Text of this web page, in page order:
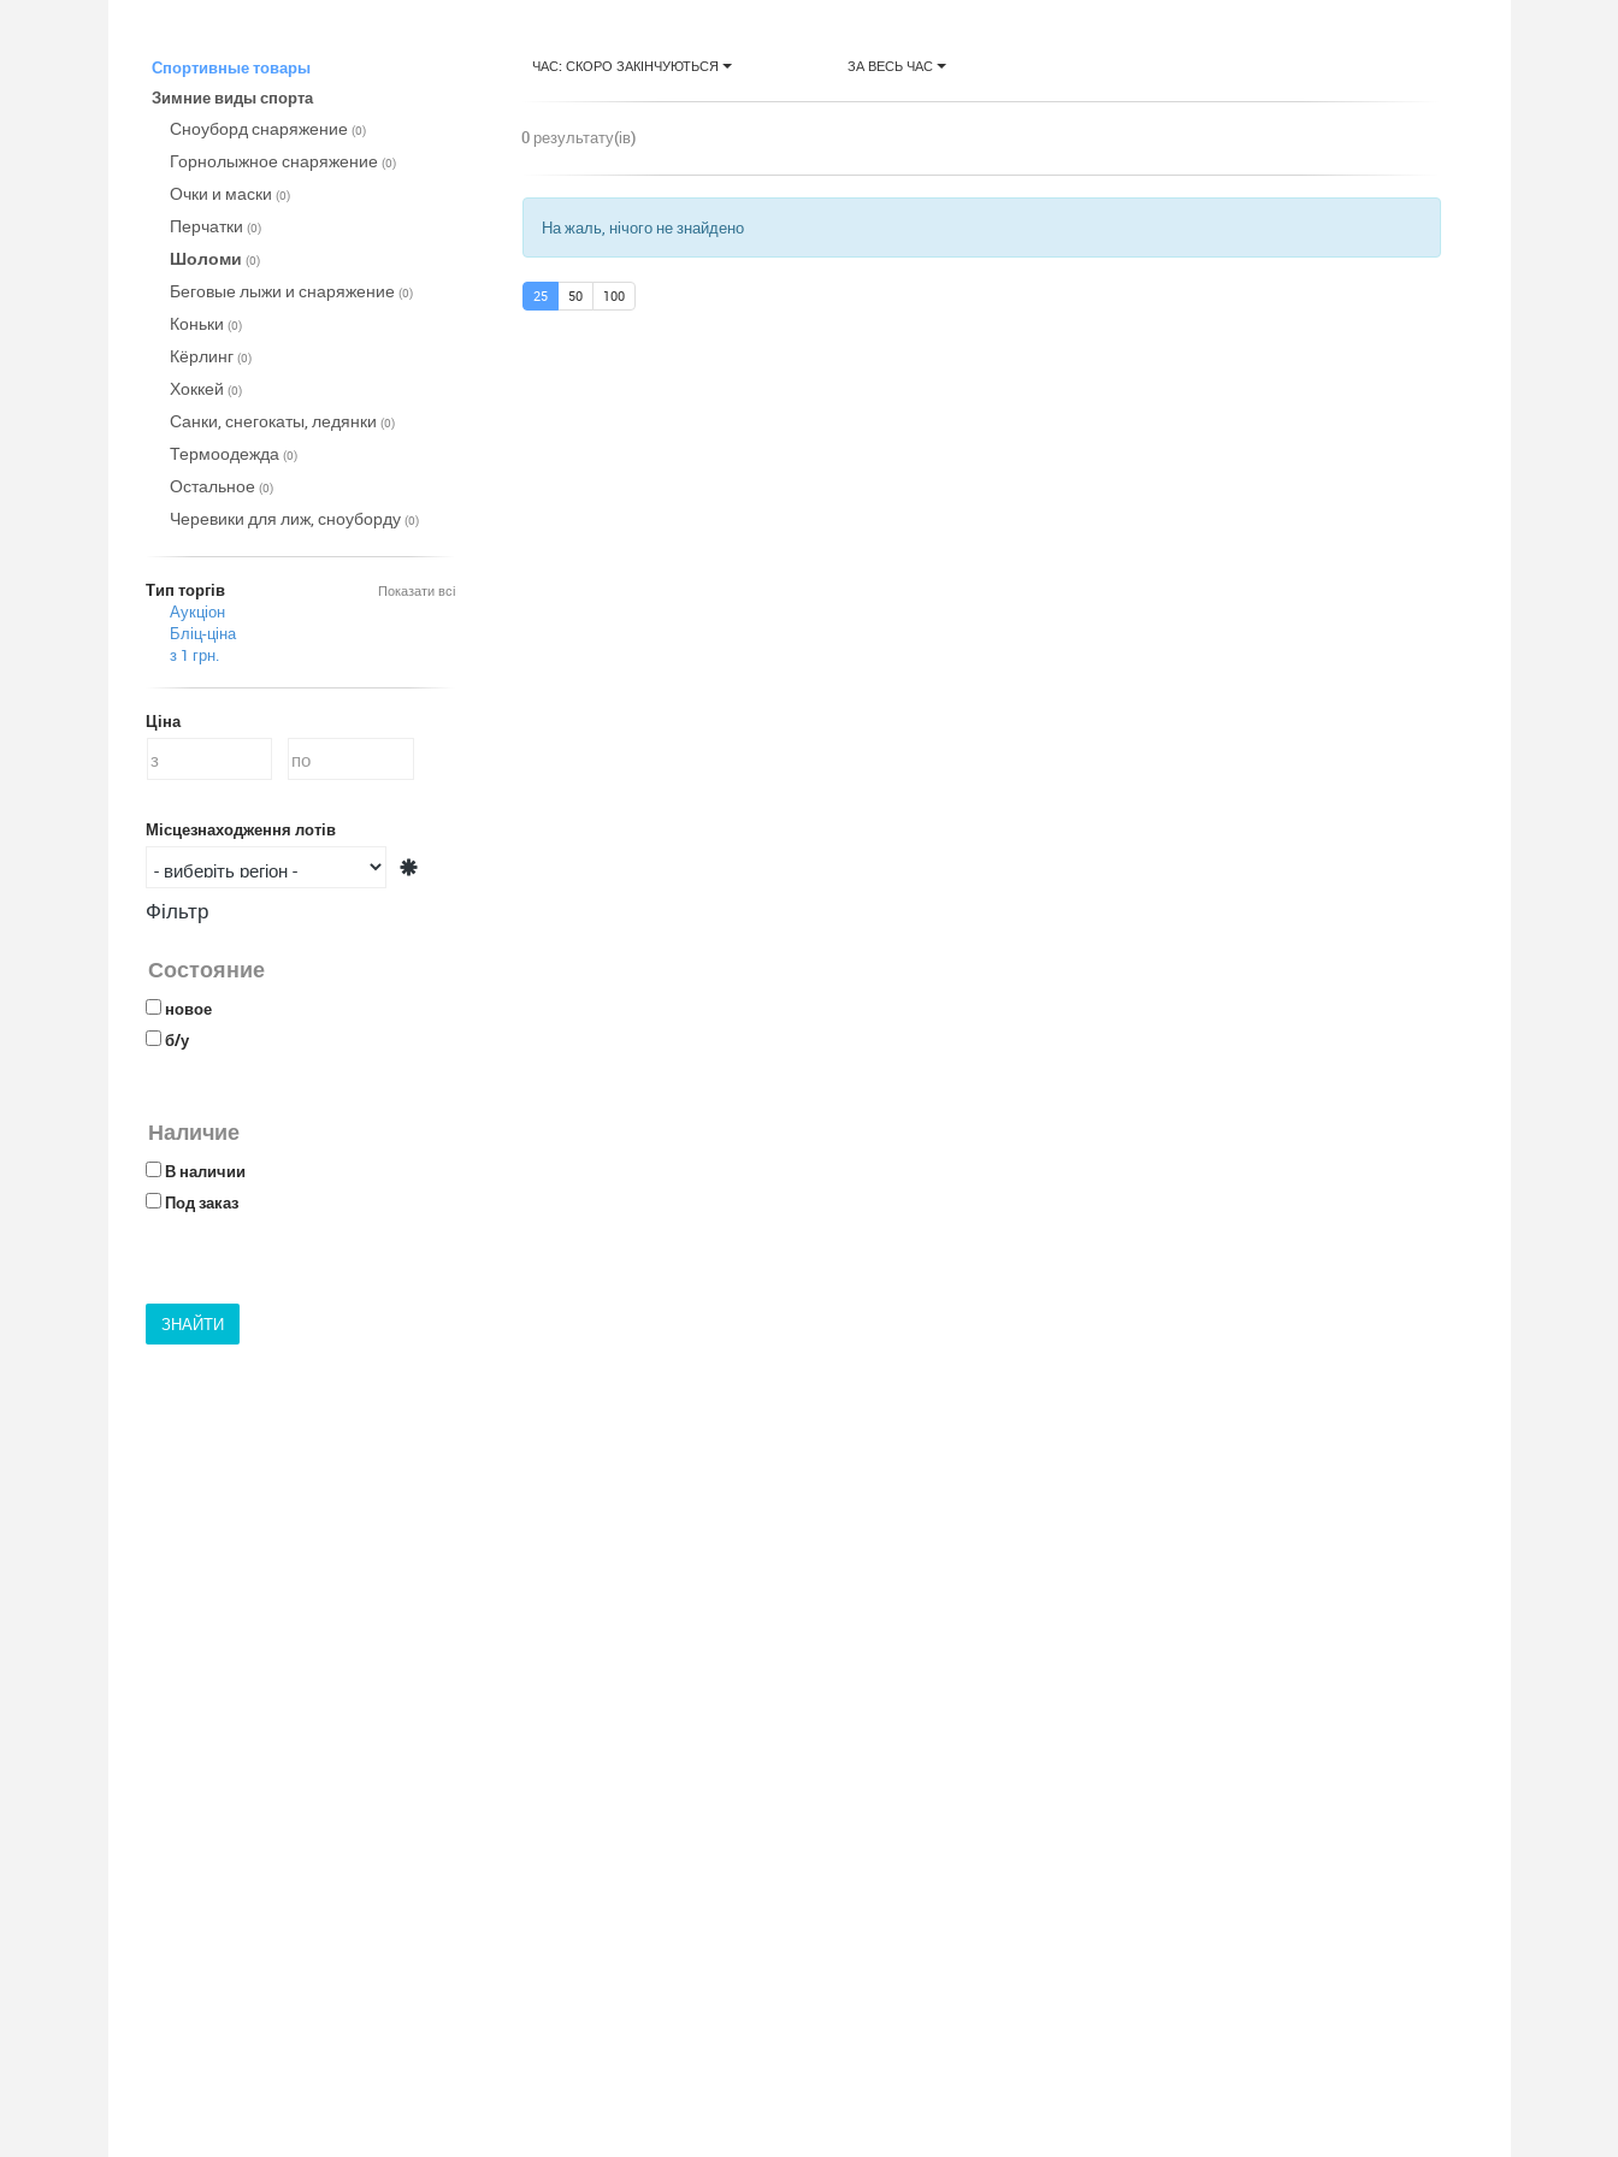
Спортивные товары
Зимние виды спорта
Сноуборд снаряжение (0)
Горнолыжное снаряжение (0)
Очки и маски (0)
Перчатки (0)
Шоломи (0)
Беговые лыжи и снаряжение (0)
Коньки (0)
Кёрлинг (0)
Хоккей (0)
Санки, снегокаты, ледянки (0)
Термоодежда (0)
Остальное (0)
Черевики для лиж, сноуборду (0)
Показати всі
Тип торгів
Аукціон
Бліц-ціна
з 1 грн.
Ціна
Місцезнаходження лотів
Фільтр
Состояние
новое
б/у
Наличие
В наличии
Под заказ
ЧАС: СКОРО ЗАКІНЧУЮТЬСЯ ЗА ВЕСЬ ЧАС
0 результату(ів)
На жаль, нічого не знайдено
25 50 100